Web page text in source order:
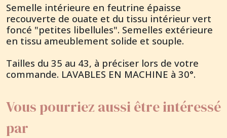
Semelle intérieure en feutrine épaisse
recouverte de ouate et du tissu intérieur vert
foncé "petites libellules". Semelles extérieure
en tissu ameublement solide et souple.
Tailles du 35 au 43, à préciser lors de votre
commande. LAVABLES EN MACHINE à 30°.
Vous pourriez aussi être intéressé
par